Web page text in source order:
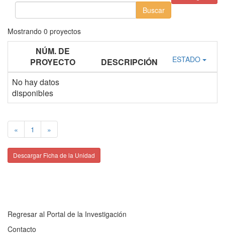
Mostrando 0 proyectos
NÚM. DE
PROYECTO
DESCRIPCIÓN ESTADO
No hay datos
disponibles
« 1 »
Descargar Ficha de la Unidad
Regresar al Portal de la Investigación
Contacto